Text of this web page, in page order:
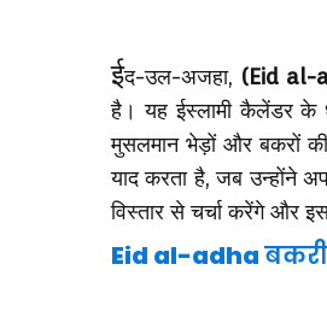
ईद-उल-अजहा, (Eid al-
है। यह ईस्लामी कैलेंडर के
मुसलमान भेड़ों और बकरों
याद करता है, जब उन्होंने
विस्तार से चर्चा करेंगे और
Eid al-adha